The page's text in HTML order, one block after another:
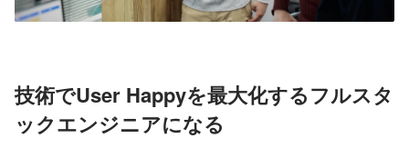
技術でUser Happyを最大化するフルスタ
ックエンジニアになる